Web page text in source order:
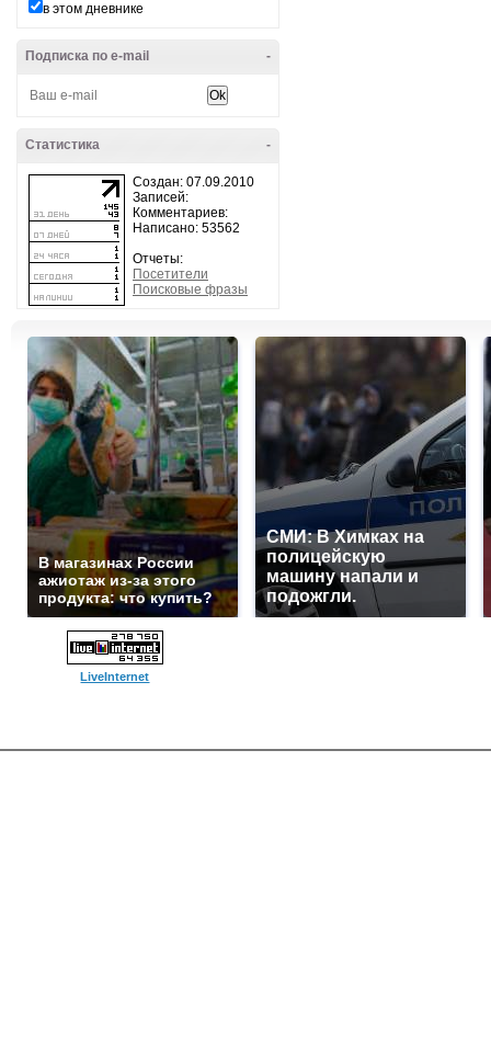
в этом дневнике
-
Подписка по e-mail
-
Статистика
Создан: 07.09.2010
Записей:
Комментариев:
Написано: 53562
Отчеты:
Посетители
Поисковые фразы
В магазинах России
ажиотаж из-за этого
продукта: что купить?
СМИ: В Химках на
полицейскую
машину напали и
подожгли.
LiveInternet